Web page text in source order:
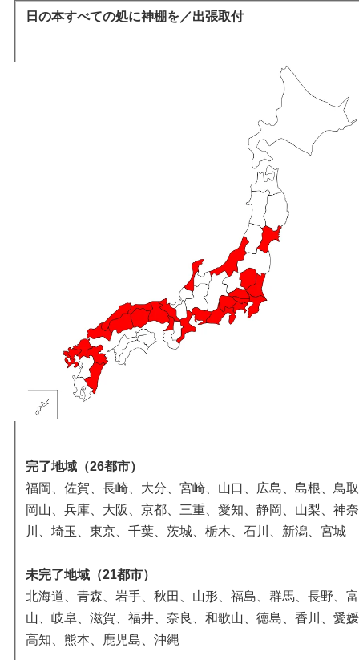
日の本すべての処に神棚を／出張取付
完了地域（26都市）
福岡、佐賀、長崎、大分、宮崎、山口、広島、島根、鳥
岡山、兵庫、大阪、京都、三重、愛知、静岡、山梨、神奈
川、埼玉、東京、千葉、茨城、栃木、石川、新潟、宮城
未完了地域（21都市）
北海道、青森、岩手、秋田、山形、福島、群馬、長野、富
山、岐阜、滋賀、福井、奈良、和歌山、徳島、香川、愛
高知、熊本、鹿児島、沖縄